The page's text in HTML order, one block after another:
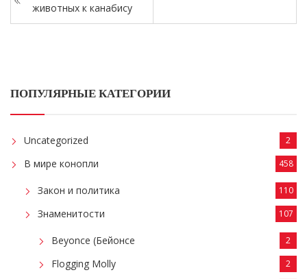
животных к канабису
ПОПУЛЯРНЫЕ КАТЕГОРИИ
Uncategorized 2
В мире конопли 458
Закон и политика 110
Знаменитости 107
Beyonce (Бейонсе 2
Flogging Molly 2